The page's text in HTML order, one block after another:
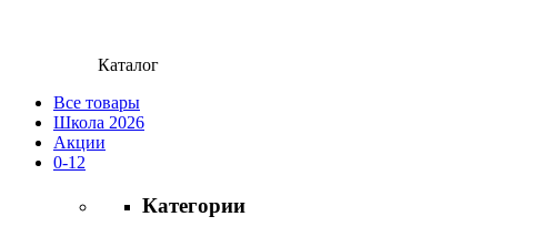
Каталог
Все товары
Школа 2026
Акции
0-12
Категории